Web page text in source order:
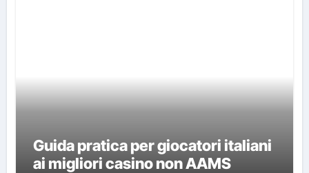
Guida pratica per giocatori italiani
ai migliori casino non AAMS